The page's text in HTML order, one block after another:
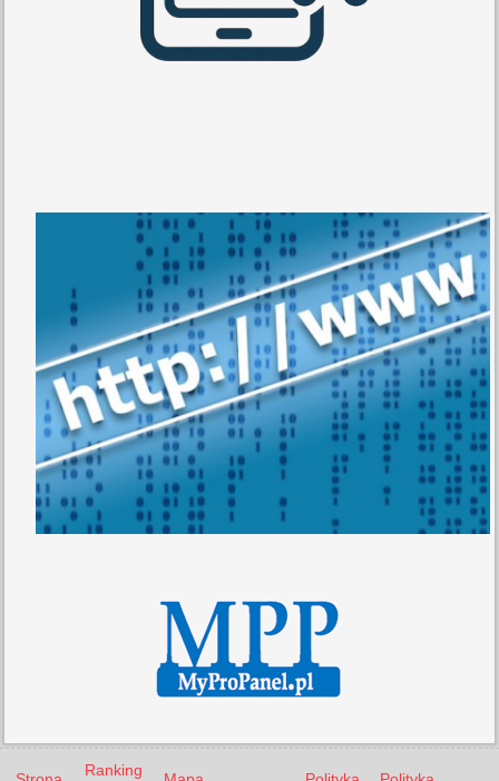
Ranking